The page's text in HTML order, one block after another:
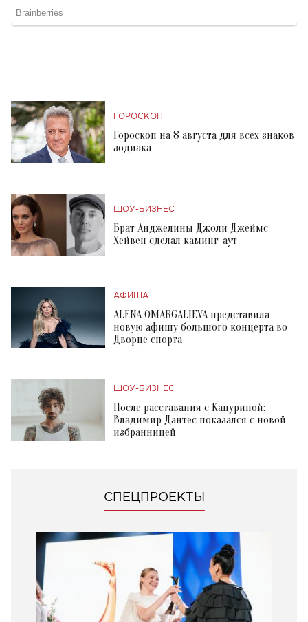
ГОРОСКОП
Гороскоп на 8 августа для всех знаков
зодиака
ШОУ-БИЗНЕС
Брат Анджелины Джоли Джеймс
Хейвен сделал каминг-аут
АФИША
ALENA OMARGALIEVA представила
новую афишу большого концерта во
Дворце спорта
ШОУ-БИЗНЕС
После расставания с Кацуриной:
Владимир Дантес показался с новой
избранницей
СПЕЦПРОЕКТЫ